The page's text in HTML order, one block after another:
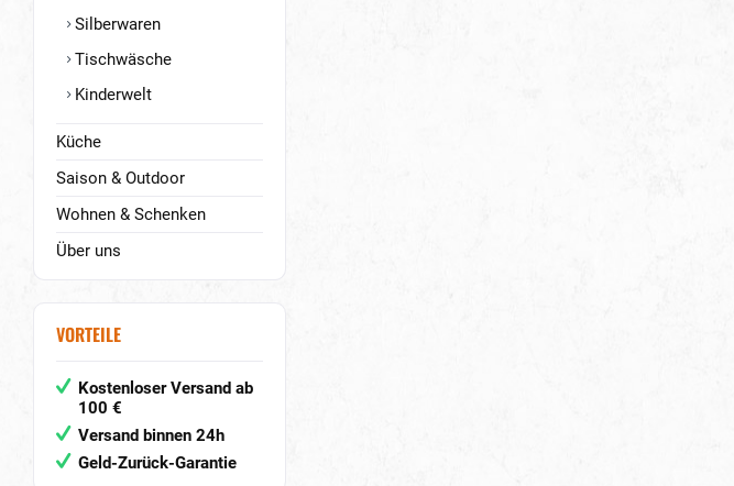
Silberwaren
Tischwäsche
Kinderwelt
Küche
Saison & Outdoor
Wohnen & Schenken
Über uns
VORTEILE
Kostenloser Versand ab
100 €
Versand binnen 24h
Geld-Zurück-Garantie